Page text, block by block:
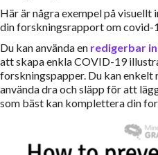
Här är några exempel på visuellt
din forskningsrapport om covid-
Du kan använda en redigerbar
att skapa enkla COVID-19
forskningspapper. Du kan enkelt
använda dra och släpp för att
som bäst kan komplettera din